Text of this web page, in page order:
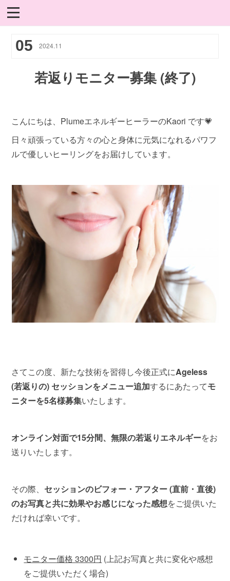
05 2024.11
若返りモニター募集 (終了)
こんにちは、PlumeエネルギーヒーラーのKaori です💗
日々頑張っている方々の心と身体に元気になれるパワフ
ルで優しいヒーリングをお届けしています。
さてこの度、新たな技術を習得し今後正式にAgeless
(若返りの) セッションをメニュー追加するにあたってモ
ニターを5名様募集いたします。
オンライン対面で15分間、無限の若返りエネルギーをお
送りいたします。
その際、 セッションのビフォー・アフター (直前・直後)
のお写真と共に効果やお感じになった感想をご提供いた
だければ幸いです。
モニター価格 3300円 (上記お写真と共に変化や感想
をご提供いただく場合)